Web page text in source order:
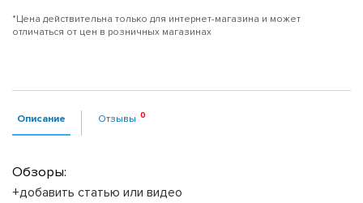
*Цена действительна только для интернет-магазина и может
отличаться от цен в розничных магазинах
Описание Отзывы
Обзоры:
+добавить статью или видео